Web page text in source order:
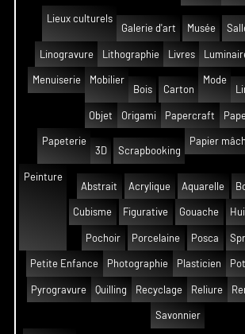
Lieux culturels
Galerie d'art
Musée
Linogravure Lithographie Livres
Menuiserie
Mobilier
Bois
Carton
Mode
Objet Origami Papercraft
Papeterie
3D
Scrapbooking
Papier
Peinture
Abstrait
Acrylique Aquarelle
Cubisme Figurative Gouache
Pochoir Porcelaine Posca
Petite Enfance Photographie Plasticien
Pyrogravure Quilling Recyclage Reliure
Savonnier